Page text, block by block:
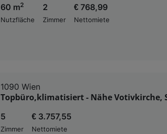
60 m2
Nutzfläche
2
Zimmer
€ 768,99
Nettomiete
1090 Wien
Topbüro,klimatisiert - Nähe Votivkirche,
5
Zimmer
€ 3.757,55
Nettomiete